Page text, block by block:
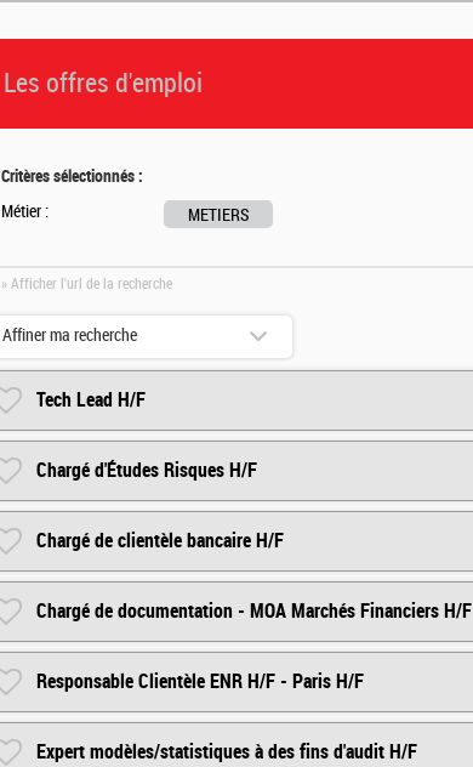
Les offres d'emploi
Critères sélectionnés :
Métier : METIERS
» Afficher l'url de la recherche
Tech Lead H/F
Chargé d'Études Risques H/F
Chargé de clientèle bancaire H/F
Chargé de documentation - MOA Marchés Financiers H/F
Responsable Clientèle ENR H/F - Paris H/F
Expert modèles/statistiques à des fins d'audit H/F
Affiner ma recherche